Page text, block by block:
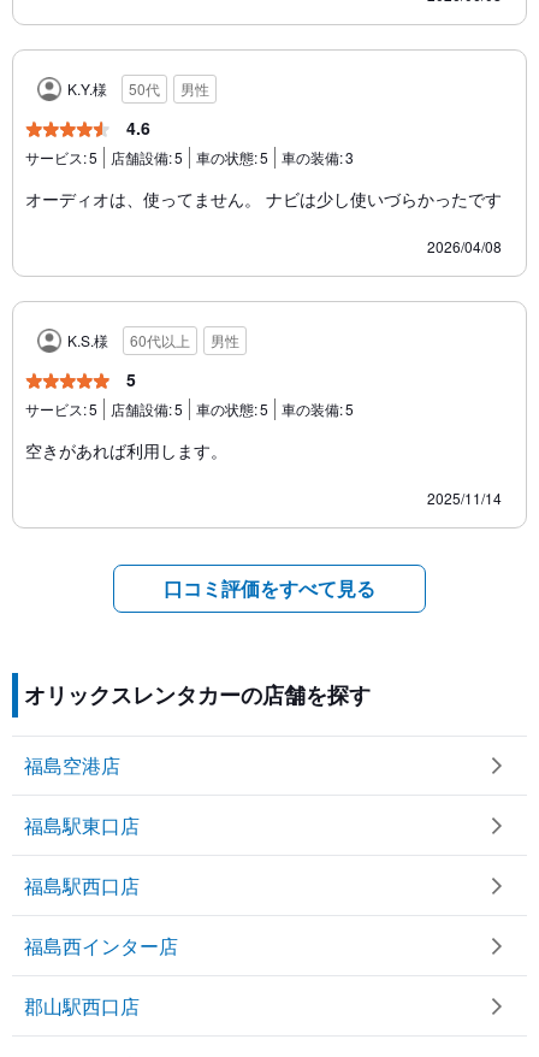
K.Y.様 50代 男性
4.6
サービス:5 店舗設備:5 車の状態:5 車の装備:3
オーディオは、使ってません。 ナビは少し使いづらかったです
2026/04/08
K.S.様 60代以上 男性
5
サービス:5 店舗設備:5 車の状態:5 車の装備:5
空きがあれば利用します。
2025/11/14
口コミ評価をすべて見る
オリックスレンタカーの店舗を探す
福島空港店
福島駅東口店
福島駅西口店
福島西インター店
郡山駅西口店